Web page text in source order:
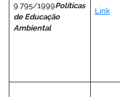
9.795/1999Políticas
de Educação
Ambiental
Link